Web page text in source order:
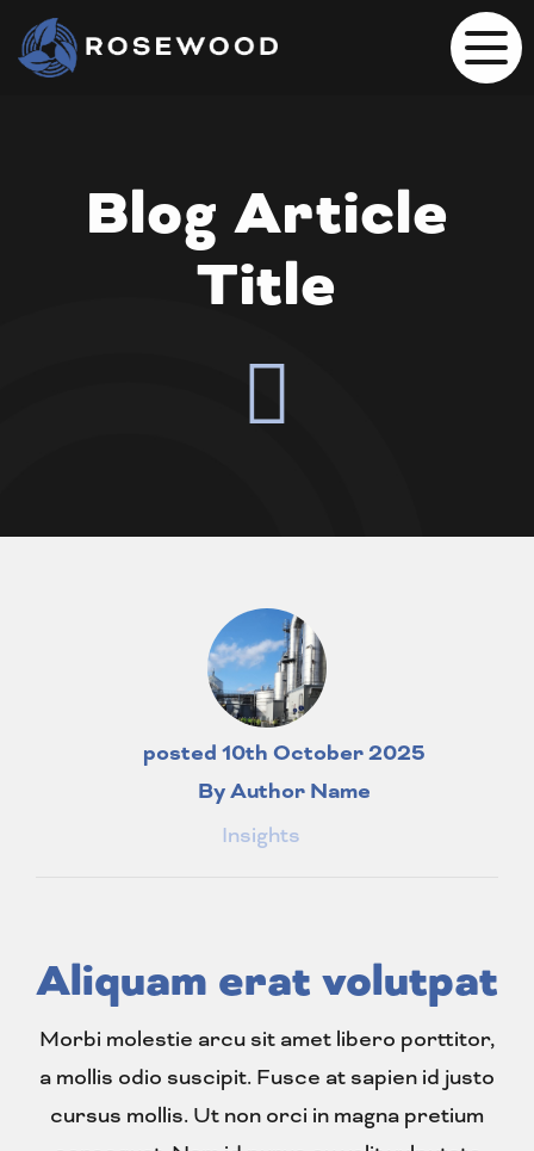
Blog Article
Title
posted 10th October2025
ByAuthor Name
Insights
Aliquam erat volutpat
Morbi molestie arcu sit amet libero porttitor,
a mollis odio suscipit. Fusce at sapien id justo
cursus mollis. Ut non orci in magna pretium